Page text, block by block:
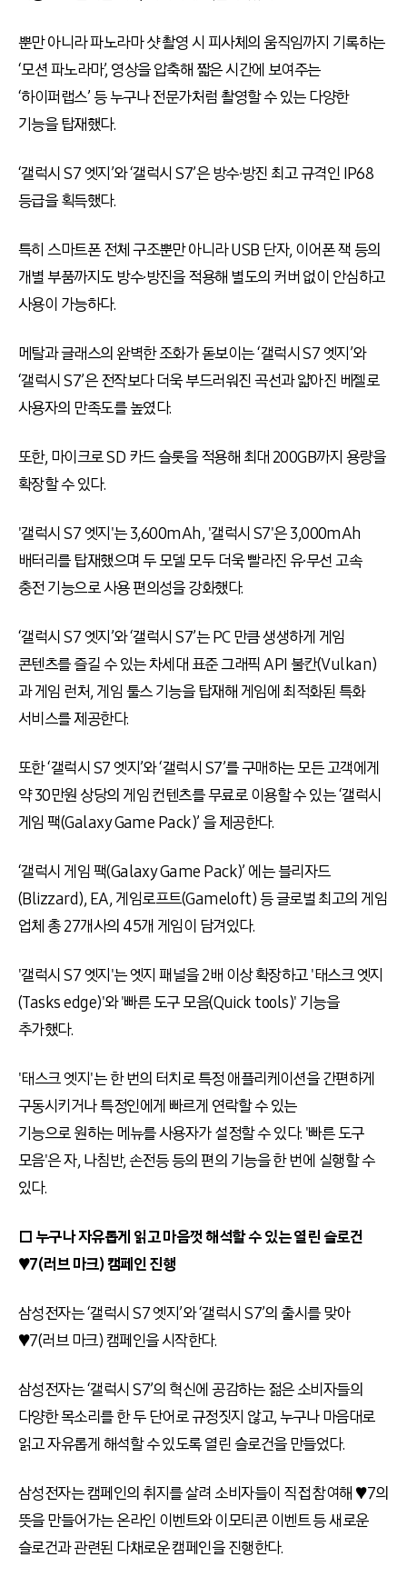
뿐만 아니라 파노라마 샷 촬영 시 피사체의 움직임까지 기록하는
‘모션 파노라마’, 영상을 압축해 짧은 시간에 보여주는
‘하이퍼랩스’ 등 누구나 전문가처럼 촬영할 수 있는 다양한
기능을 탑재했다.
‘갤럭시 S7 엣지’와 ‘갤럭시 S7’은 방수∙방진 최고 규격인 IP68
등급을 획득했다.
특히 스마트폰 전체 구조뿐만 아니라 USB 단자, 이어폰 잭 등의
개별 부품까지도 방수∙방진을 적용해 별도의 커버 없이 안심하고
사용이 가능하다.
메탈과 글래스의 완벽한 조화가 돋보이는 ‘갤럭시 S7 엣지’와
‘갤럭시 S7’은 전작보다 더욱 부드러워진 곡선과 얇아진 베젤로
사용자의 만족도를 높였다.
또한, 마이크로 SD 카드 슬롯을 적용해 최대 200GB까지 용량을
확장할 수 있다.
'갤럭시 S7 엣지'는 3,600mAh, '갤럭시 S7'은 3,000mAh
배터리를 탑재했으며 두 모델 모두 더욱 빨라진 유∙무선 고속
충전 기능으로 사용 편의성을 강화했다.
‘갤럭시 S7 엣지’와 ‘갤럭시 S7’는 PC 만큼 생생하게 게임
콘텐츠를 즐길 수 있는 차세대 표준 그래픽 API 불칸(Vulkan)
과 게임 런처, 게임 툴스 기능을 탑재해 게임에 최적화된 특화
서비스를 제공한다.
또한 ‘갤럭시 S7 엣지’와 ‘갤럭시 S7’를 구매하는 모든 고객에게
약 30만원 상당의 게임 컨텐츠를 무료로 이용할 수 있는 ‘갤럭시
게임 팩(Galaxy Game Pack)’ 을 제공한다.
‘갤럭시 게임 팩(Galaxy Game Pack)’ 에는 블리자드
(Blizzard), EA, 게임로프트(Gameloft) 등 글로벌 최고의 게임
업체 총 27개사의 45개 게임이 담겨있다.
'갤럭시 S7 엣지'는 엣지 패널을 2배 이상 확장하고 '태스크 엣지
(Tasks edge)'와 '빠른 도구 모음(Quick tools)' 기능을
추가했다.
'태스크 엣지'는 한 번의 터치로 특정 애플리케이션을 간편하게
구동시키거나 특정인에게 빠르게 연락할 수 있는
기능으로 원하는 메뉴를 사용자가 설정할 수 있다. '빠른 도구
모음'은 자, 나침반, 손전등 등의 편의 기능을 한 번에 실행할 수
있다.
□ 누구나 자유롭게 읽고 마음껏 해석할 수 있는 열린 슬로건
♥7(러브 마크) 캠페인 진행
삼성전자는 ‘갤럭시 S7 엣지’와 ‘갤럭시 S7’의 출시를 맞아
♥7(러브 마크) 캠페인을 시작한다.
삼성전자는 ‘갤럭시 S7’의 혁신에 공감하는 젊은 소비자들의
다양한 목소리를 한 두 단어로 규정짓지 않고, 누구나 마음대로
읽고 자유롭게 해석할 수 있도록 열린 슬로건을 만들었다.
삼성전자는 캠페인의 취지를 살려 소비자들이 직접 참여해 ♥7의
뜻을 만들어가는 온라인 이벤트와 이모티콘 이벤트 등 새로운
슬로건과 관련된 다채로운 캠페인을 진행한다.